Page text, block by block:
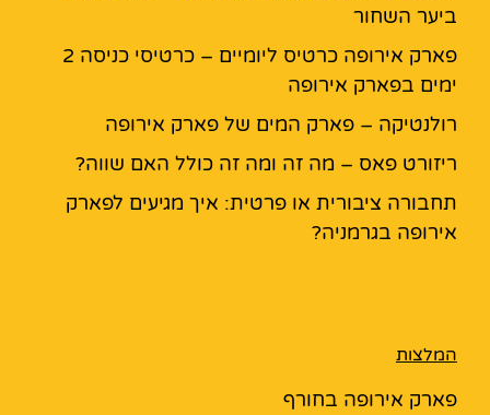
ביער השחור
פארק אירופה כרטיס ליומיים – כרטיסי כניסה 2
ימים בפארק אירופה
רולנטיקה – פארק המים של פארק אירופה
ריזורט פאס – מה זה ומה זה כולל האם שווה?
תחבורה ציבורית או פרטית: איך מגיעים לפארק
אירופה בגרמניה?
המלצות
פארק אירופה בחורף